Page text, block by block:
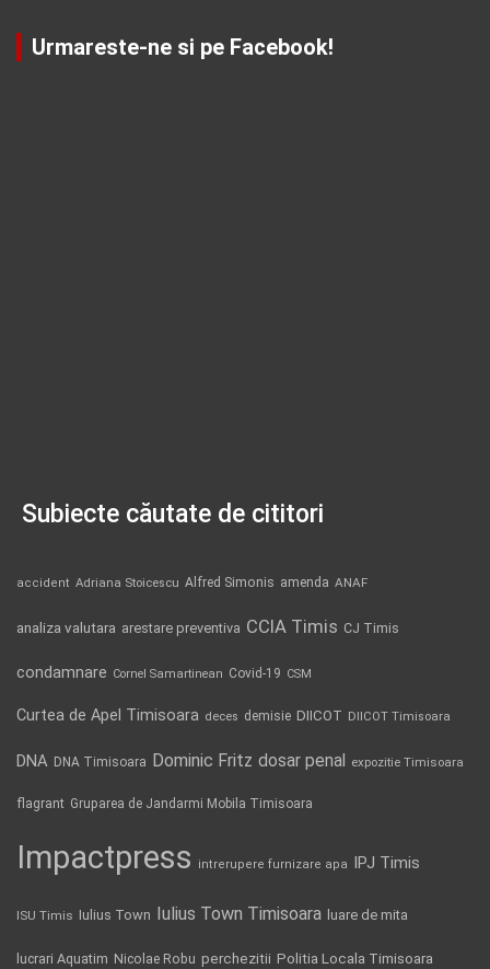
Urmareste-ne si pe Facebook!
Subiecte căutate de cititori
accident Adriana Stoicescu Alfred Simonis amenda ANAF
analiza valutara arestare preventiva CCIA Timis CJ Timis
condamnare Cornel Samartinean Covid-19 CSM
Curtea de Apel Timisoara deces demisie DIICOT DIICOT Timisoara
DNA DNA Timisoara Dominic Fritz dosar penal expozitie Timisoara
flagrant Gruparea de Jandarmi Mobila Timisoara
Impactpress intrerupere furnizare apa IPJ Timis
ISU Timis Iulius Town Iulius Town Timisoara luare de mita
lucrari Aquatim Nicolae Robu perchezitii Politia Locala Timisoara